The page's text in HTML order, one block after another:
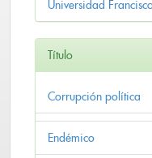
Universidad
Título
Corrupción política
Endémico